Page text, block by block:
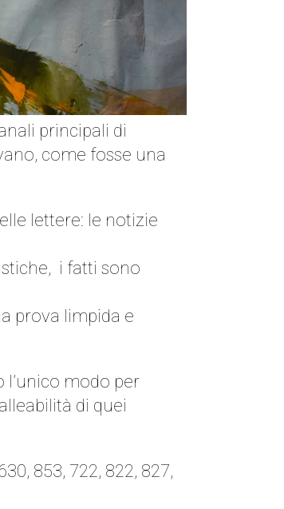
principali di
come fosse una
lettere: le notizie
i fatti sono
prova limpida e
modo per
di quei
853, 722, 822, 827,